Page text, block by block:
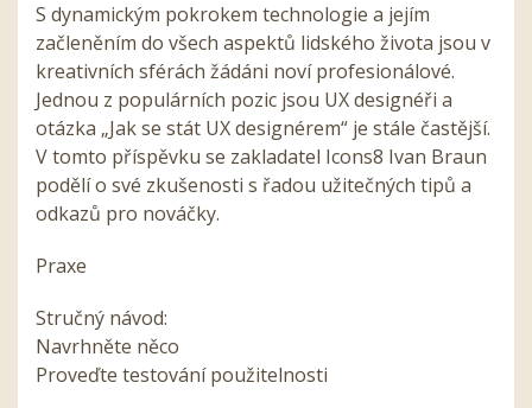
S dynamickým pokrokem technologie a jejím
začleněním do všech aspektů lidského života jsou v
kreativních sférách žádáni noví profesionálové.
Jednou z populárních pozic jsou UX designéři a
otázka „Jak se stát UX designérem“ je stále častější.
V tomto příspěvku se zakladatel Icons8 Ivan Braun
podělí o své zkušenosti s řadou užitečných tipů a
odkazů pro nováčky.
Praxe
Stručný návod:
Navrhněte něco
Proveďte testování použitelnosti